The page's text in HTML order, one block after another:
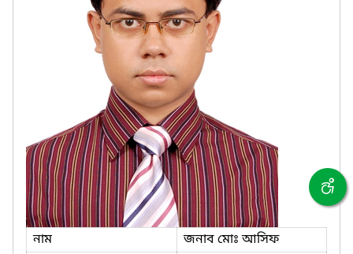
নাম
জনাব মোঃ আসিফ